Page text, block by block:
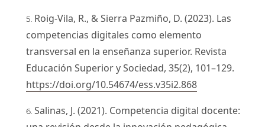
Roig-Vila, R., & Sierra Pazmiño, D. (2023). Las
competencias digitales como elemento
transversal en la enseñanza superior. Revista
Educación Superior y Sociedad, 35(2), 101–129.
https://doi.org/10.54674/ess.v35i2.868
Salinas, J. (2021). Competencia digital docente: